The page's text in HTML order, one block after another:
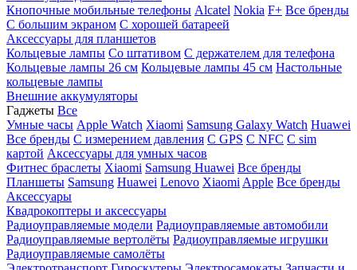
Кнопочные мобильные телефоны Alcatel Nokia F+ Все бренды
С большим экраном С хорошей батареей
Аксессуары для планшетов
Кольцевые лампы Со штативом C держателем для телефона
Кольцевые лампы 26 см Кольцевые лампы 45 см Настольные
кольцевые лампы
Внешние аккумуляторы
Гаджеты Все
Умные часы Apple Watch Xiaomi Samsung Galaxy Watch Huawei
Все бренды C измерением давления C GPS C NFC C sim
картой Аксессуары для умных часов
Фитнес браслеты Xiaomi Samsung Huawei Все бренды
Планшеты Samsung Huawei Lenovo Xiaomi Apple Все бренды
Аксессуары
Квадрокоптеры и аксессуары
Радиоуправляемые модели Радиоуправляемые автомобили
Радиоуправляемые вертолёты Радиоуправляемые игрушки
Радиоуправляемые самолёты